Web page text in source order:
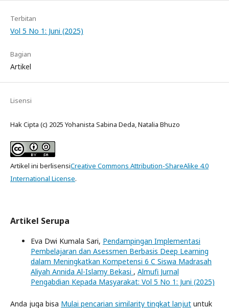
Terbitan
Vol 5 No 1: Juni (2025)
Bagian
Artikel
Lisensi
Hak Cipta (c) 2025 Yohanista Sabina Deda, Natalia Bhuzo
Artikel ini berlisensiCreative Commons Attribution-ShareAlike 4.0
International License.
Artikel Serupa
Eva Dwi Kumala Sari, Pendampingan Implementasi
Pembelajaran dan Asessmen Berbasis Deep Learning
dalam Meningkatkan Kompetensi 6 C Siswa Madrasah
Aliyah Annida Al-Islamy Bekasi , Almufi Jurnal
Pengabdian Kepada Masyarakat: Vol 5 No 1: Juni (2025)
Anda juga bisa Mulai pencarian similarity tingkat lanjut untuk